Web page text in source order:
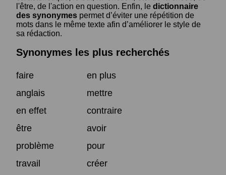
l'être, de l'action en question. Enfin, le dictionnaire
des synonymes permet d’éviter une répétition de
mots dans le même texte afin d’améliorer le style de
sa rédaction.
Synonymes les plus recherchés
faire
en plus
anglais
mettre
en effet
contraire
être
avoir
problème
pour
travail
créer